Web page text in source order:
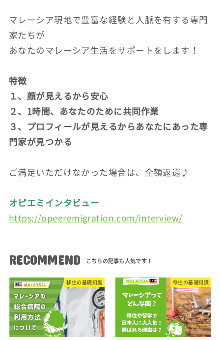
マレーシア現地で豊富な経験と人脈を有する専門
家たちが
あなたのマレーシア生活をサポートをします！
特徴
１、顔が見えるから安心
２、1時間、あなたのために共同作業
３、プロフィールが見えるからあなたにあった専
門家が見つかる
ご満足いただけなかった場合は、全額返還♪
オピエミインタビュー
https://opeeremigration.com/interview/
RECOMMEND
移住の基礎知識 移住の基礎知識